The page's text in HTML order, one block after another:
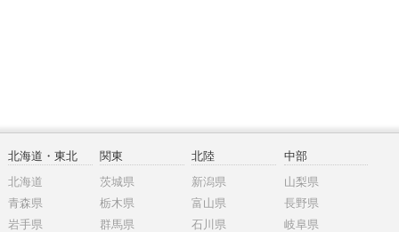
北海道・東北
北海道
青森県
岩手県
関東
茨城県
栃木県
群馬県
北陸
新潟県
富山県
石川県
中部
山梨県
長野県
岐阜県